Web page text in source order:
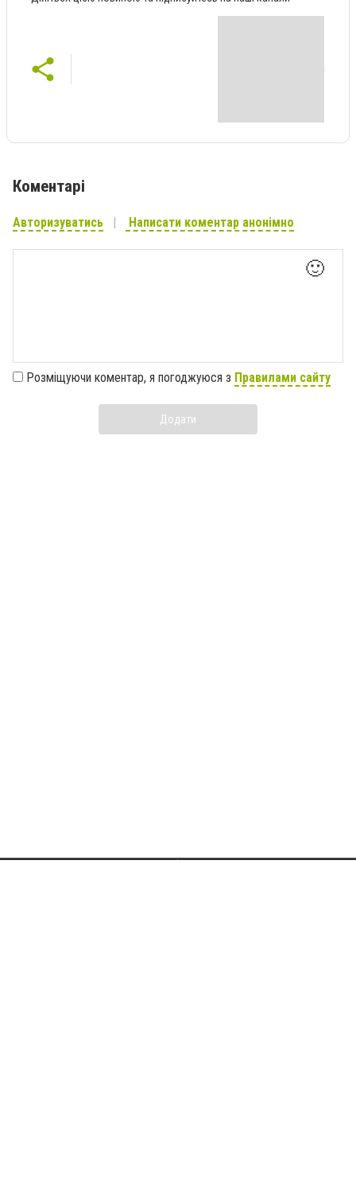
Коментарі
Авторизуватись Написати коментар анонімно
🙂
Розміщуючи коментар, я погоджуюся з Правилами сайту
Додати